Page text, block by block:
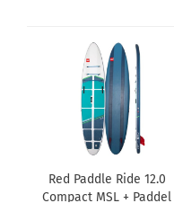
Red Paddle Ride 12.0
Compact MSL + Paddel